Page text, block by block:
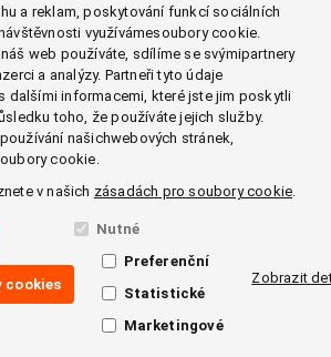
a reklam, poskytování funkcí sociálních
využívámesoubory cookie.
web používáte, sdílíme se svýmipartnery
a analýzy. Partneři tyto údaje
dalšími informacemi, které jste jim poskytli
toho, že používáte jejich služby.
našichwebových stránek,
cookie.
v našich zásadách pro soubory cookie.
cookies
Nutné
Preferenční
Statistické
Marketingové
Zobrazit
ŽIVOT SE STOMIÍ
O NÁS
používání cookies
zpracování osobních údajů
Impressum
obchodní podmínky